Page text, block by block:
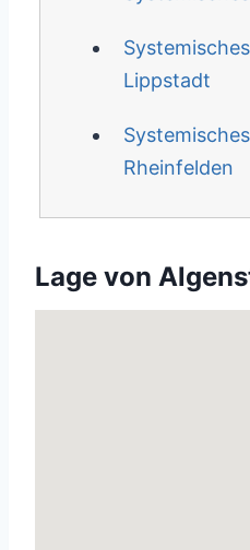
Lippstadt
Rheinfelden
Lage von